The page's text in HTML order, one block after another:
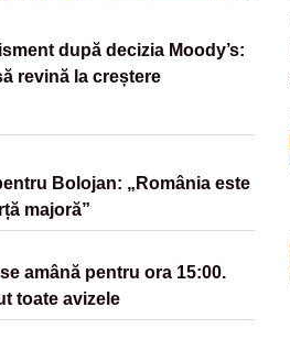
după decizia Moody’s:
revină la creștere
Bolojan: „România este
majoră”
amână pentru ora 15:00.
toate avizele